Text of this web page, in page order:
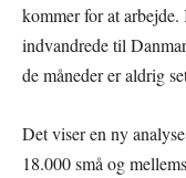
kommer for at
indvandrede til
de måneder er aldrig
Det viser en ny
18.000 små og